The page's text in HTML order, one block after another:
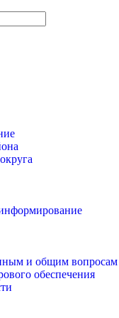
и общим вопросам
обеспечения